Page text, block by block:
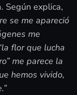
Según explica,
se me apareció
me
flor que lucha
me parece la
hemos vivido,